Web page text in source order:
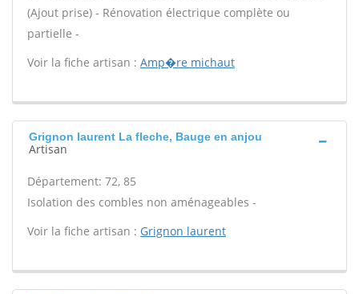
(Ajout prise) - Rénovation électrique complète ou
partielle -
Voir la fiche artisan : Amp�re michaut
Grignon laurent La fleche, Bauge en anjou
Artisan
Département: 72, 85
Isolation des combles non aménageables -
Voir la fiche artisan : Grignon laurent